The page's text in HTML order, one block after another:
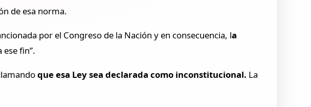
de esa norma.
por el Congreso de la Nación y en consecuencia, la
fin”.
que esa Ley sea declarada como inconstitucional. La